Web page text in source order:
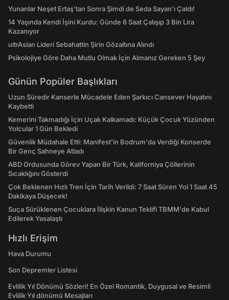
Yunanlar Neşet Ertaş'tan Sonra Şimdi de Seda Sayan'ı Çaldı!
14 Yaşında Kendi İşini Kurdu: Günde 6 Saat Çalışıp 3 Bin Lira
Kazanıyor
ultrAslan Lideri Sebahattin Şirin Gözaltına Alındı
Psikolojiye Göre Daha Mutlu Olmak İçin Almanız Gereken 5 Şey
Günün Popüler Başlıkları
Uzun Süredir Kanserle Mücadele Eden Şarkıcı Cansever Hayatını
Kaybetti
Kemerini Takmadığı İçin Uçak Kalkamadı: Küçük Çocuk Yüzünden
Yolcular 1 Gün Bekledi
Güvenlik Müdahale Etti: Manifest'in Bodrum'da Verdiği Konserde
Bir Genç Sahneye Atladı
ABD Ordusunda Görev Yapan Bir Türk, Kaliforniya Çöllerinin
Sıcaklığını Gösterdi
Çok Beklenen Hızlı Tren İçin Tarih Verildi: 7 Saat Süren Yol 1 Saat 45
Dakikaya Düşecek!
Suça Sürüklenen Çocuklara İlişkin Kanun Teklifi TBMM'de Kabul
Edilerek Yasalaştı
Hızlı Erişim
Hava Durumu
Son Depremler Listesi
Evlilik Yıl Dönümü Sözleri! En Özel Romantik, Duygusal ve Resimli
Evlilik Yıl dönümü Mesajları